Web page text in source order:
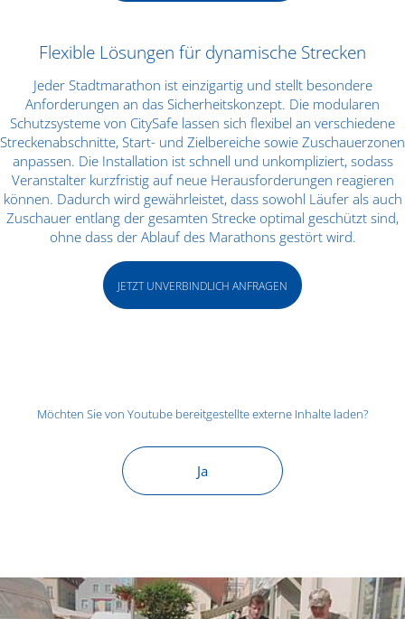
Flexible Lösungen für dynamische Strecken
Jeder Stadtmarathon ist einzigartig und stellt besondere
Anforderungen an das Sicherheitskonzept. Die modularen
Schutzsysteme von CitySafe lassen sich flexibel an verschiedene
Streckenabschnitte, Start- und Zielbereiche sowie Zuschauerzonen
anpassen. Die Installation ist schnell und unkompliziert, sodass
Veranstalter kurzfristig auf neue Herausforderungen reagieren
können. Dadurch wird gewährleistet, dass sowohl Läufer als auch
Zuschauer entlang der gesamten Strecke optimal geschützt sind,
ohne dass der Ablauf des Marathons gestört wird.
JETZT UNVERBINDLICH ANFRAGEN
Möchten Sie von Youtube bereitgestellte externe Inhalte laden?
Ja